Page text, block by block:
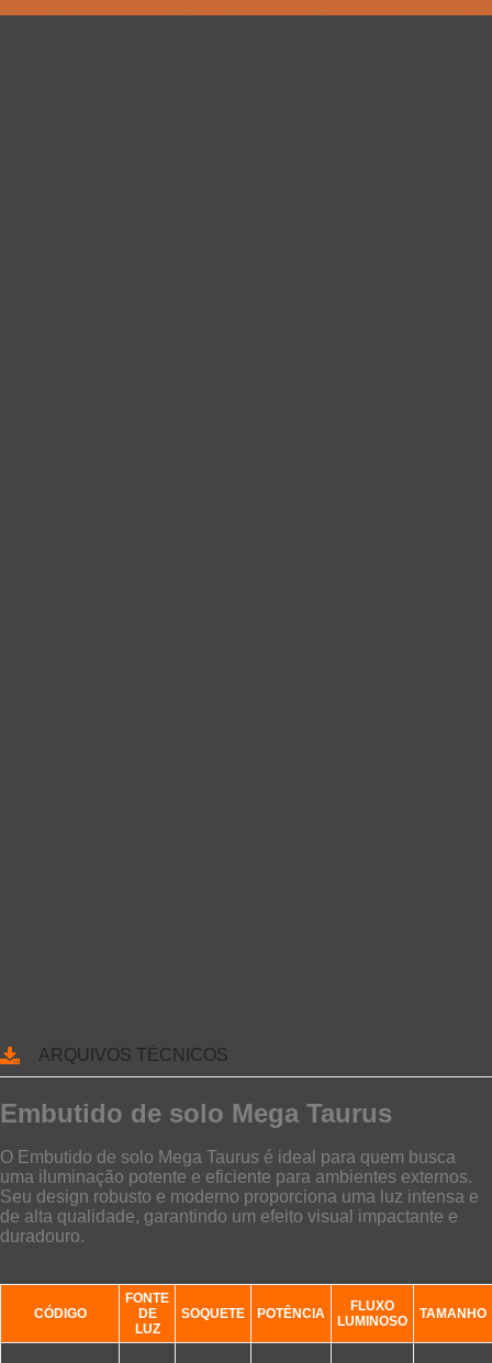
ARQUIVOS TÉCNICOS
Embutido de solo Mega Taurus
O Embutido de solo Mega Taurus é ideal para quem busca
uma iluminação potente e eficiente para ambientes externos.
Seu design robusto e moderno proporciona uma luz intensa e
de alta qualidade, garantindo um efeito visual impactante e
duradouro.
CÓDIGO
FONTE
DE
LUZ
SOQUETE POTÊNCIA
FLUXO
LUMINOSO
TAMANHO